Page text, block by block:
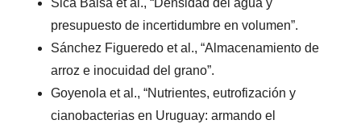
Sica Balsa et al., “Densidad del agua y
presupuesto de incertidumbre en volumen”.
Sánchez Figueredo et al., “Almacenamiento de
arroz e inocuidad del grano”.
Goyenola et al., “Nutrientes, eutrofización y
cianobacterias en Uruguay: armando el